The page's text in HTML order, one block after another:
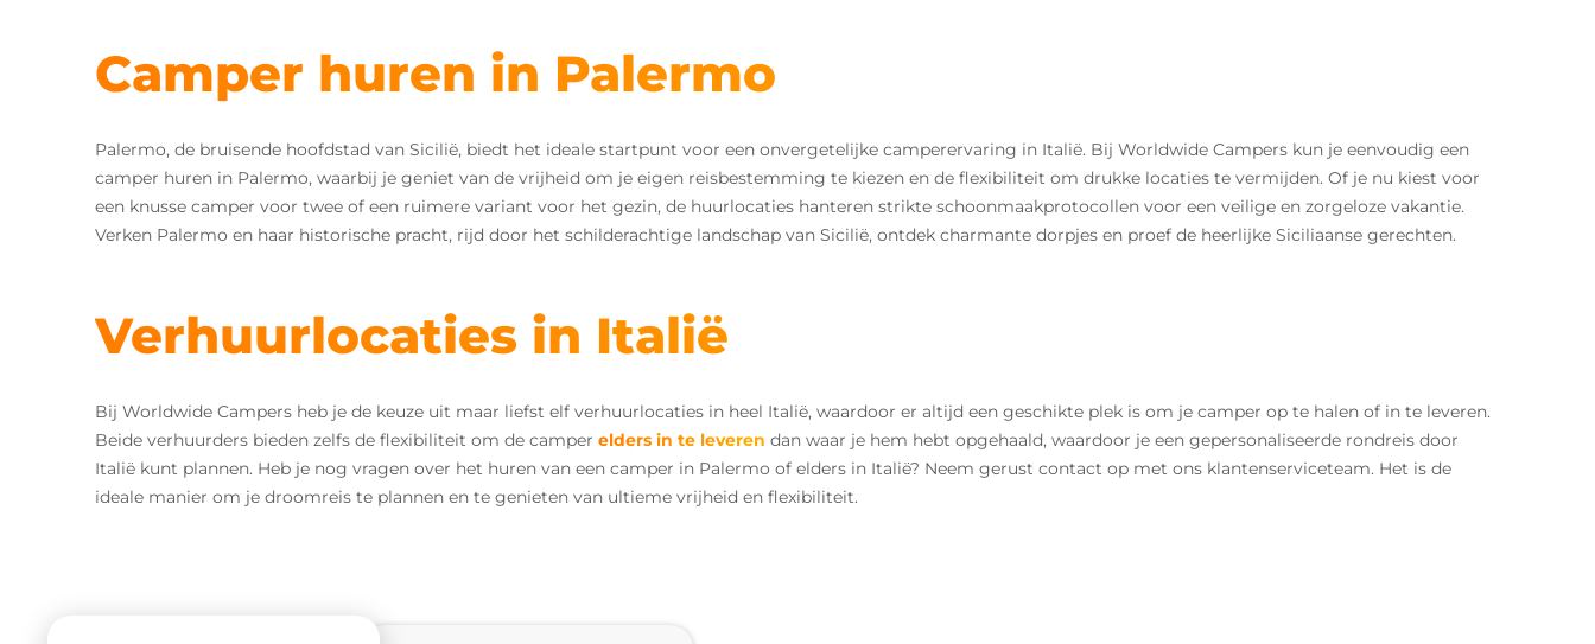
Camper huren in Palermo
Palermo, de bruisende hoofdstad van Sicilië, biedt het ideale startpunt voor een onvergetelijke camperervaring in Italië. Bij Worldwide Campers kun je eenvoudig een
camper huren in Palermo, waarbij je geniet van de vrijheid om je eigen reisbestemming te kiezen en de flexibiliteit om drukke locaties te vermijden. Of je nu kiest voor
een knusse camper voor twee of een ruimere variant voor het gezin, de huurlocaties hanteren strikte schoonmaakprotocollen voor een veilige en zorgeloze vakantie.
Verken Palermo en haar historische pracht, rijd door het schilderachtige landschap van Sicilië, ontdek charmante dorpjes en proef de heerlijke Siciliaanse gerechten.
Verhuurlocaties in Italië
Bij Worldwide Campers heb je de keuze uit maar liefst elf verhuurlocaties in heel Italië, waardoor er altijd een geschikte plek is om je camper op te halen of in te leveren.
Beide verhuurders bieden zelfs de flexibiliteit om de camper elders in te leveren dan waar je hem hebt opgehaald, waardoor je een gepersonaliseerde rondreis door
Italië kunt plannen. Heb je nog vragen over het huren van een camper in Palermo of elders in Italië? Neem gerust contact op met ons klantenserviceteam. Het is de
ideale manier om je droomreis te plannen en te genieten van ultieme vrijheid en flexibiliteit.